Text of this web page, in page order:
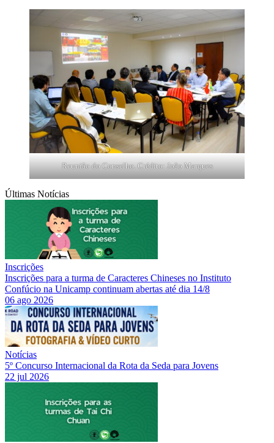
Reunião do Conselho. Crédito: João Marques
Últimas Notícias
Inscrições
Inscrições para a turma de Caracteres Chineses no Instituto
Confúcio na Unicamp continuam abertas até dia 14/8
06 ago 2026
Notícias
5º Concurso Internacional da Rota da Seda para Jovens
22 jul 2026